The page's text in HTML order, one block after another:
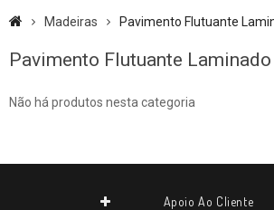
Madeiras Pavimento Flutuante
Pavimento Flutuante
Não há produtos nesta categoria
Apoio Ao Cliente